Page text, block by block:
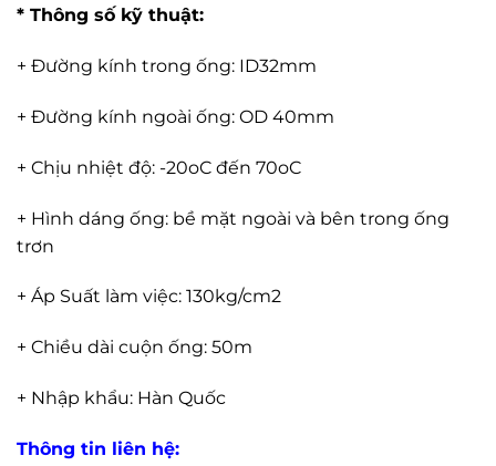
* Thông số kỹ thuật:
+ Đường kính trong ống: ID32mm
+ Đường kính ngoài ống: OD 40mm
+ Chịu nhiệt độ: -20oC đến 70oC
+ Hình dáng ống: bề mặt ngoài và bên trong ống
trơn
+ Áp Suất làm việc: 130kg/cm2
+ Chiều dài cuộn ống: 50m
+ Nhập khẩu: Hàn Quốc
Thông tin liên hệ: